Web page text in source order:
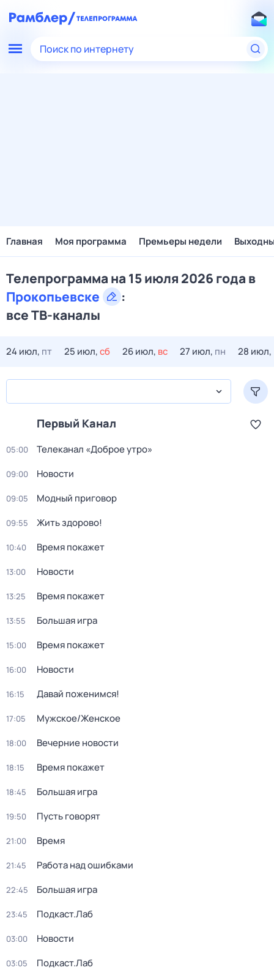
Поиск по интернету
Главная Моя программа Премьеры недели
Телепрограмма на 15 июля 2026 года в
Прокопьевске
:
все ТВ-каналы
24 июл, пт 25 июл,сб 26 июл, вс 27 июл, пн 28 июл,
Первый Канал
05:00 Телеканал «Доброе утро»
09:00 Новости
09:05 Модный приговор
09:55 Жить здорово!
10:40 Время покажет
13:00 Новости
13:25 Время покажет
13:55 Большая игра
15:00 Время покажет
16:00 Новости
16:15 Давай поженимся!
17:05 Мужское/Женское
18:00 Вечерние новости
18:15 Время покажет
18:45 Большая игра
19:50 Пусть говорят
21:00 Время
21:45 Работа над ошибками
22:45 Большая игра
23:45 Подкаст.Лаб
03:00 Новости
03:05 Подкаст.Лаб